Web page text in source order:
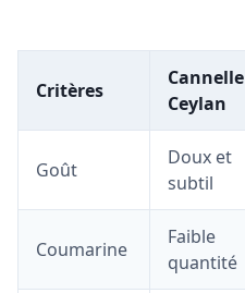
Critères
Cannelle
Ceylan
Goût
Doux et
subtil
Coumarine
Faible
quantité